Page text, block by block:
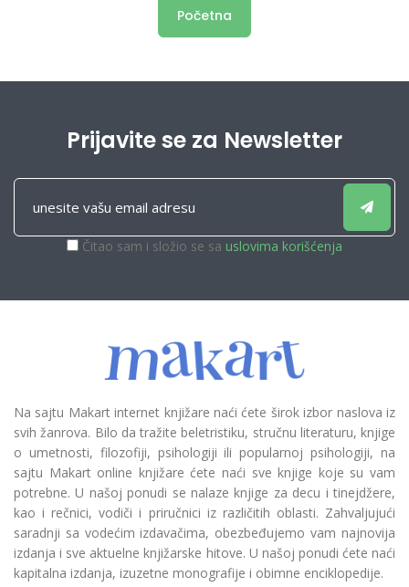
Početna
Prijavite se za Newsletter
Čitao sam i složio se sa uslovima korišćenja
Na sajtu Makart internet knjižare naći ćete širok izbor naslova iz
svih žanrova. Bilo da tražite beletristiku, stručnu literaturu, knjige
o umetnosti, filozofiji, psihologiji ili popularnoj psihologiji, na
sajtu Makart online knjižare ćete naći sve knjige koje su vam
potrebne. U našoj ponudi se nalaze knjige za decu i tinejdžere,
kao i rečnici, vodiči i priručnici iz različitih oblasti. Zahvaljujući
saradnji sa vodećim izdavačima, obezbeđujemo vam najnovija
izdanja i sve aktuelne knjižarske hitove. U našoj ponudi ćete naći
kapitalna izdanja, izuzetne monografije i obimne enciklopedije.